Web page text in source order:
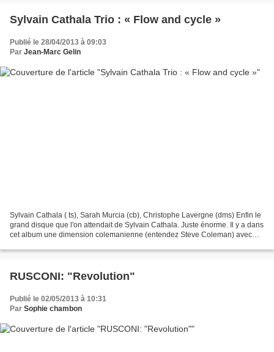
Sylvain Cathala Trio : « Flow and cycle »
Publié le 28/04/2013 à 09:03
Par Jean-Marc Gelin
Sylvain Cathala ( ts), Sarah Murcia (cb), Christophe Lavergne (dms) Enfin le
grand disque que l'on attendait de Sylvain Cathala. Juste énorme. Il y a dans
cet album une dimension colemanienne (entendez Steve Coleman) avec
RUSCONI: "Revolution"
Publié le 02/05/2013 à 10:31
Par Sophie chambon